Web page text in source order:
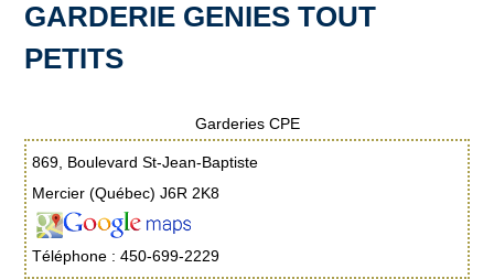
GARDERIE GENIES TOUT
PETITS
Garderies CPE
869, Boulevard St-Jean-Baptiste
Mercier (Québec) J6R 2K8
Téléphone : 450-699-2229